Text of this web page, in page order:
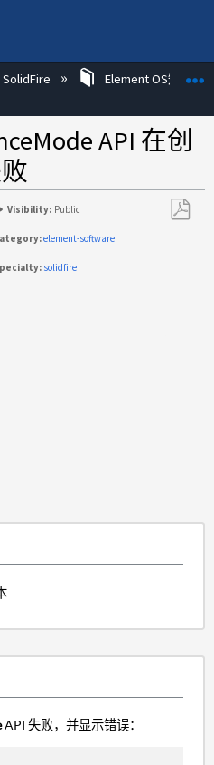
SolidFire Element OS知识库
API 在创
Visibility: Public
element-software
solidfire
API 失败，并显示错误：